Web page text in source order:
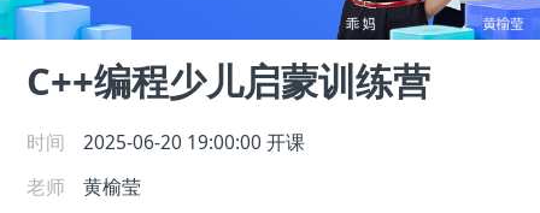
C++编程少儿启蒙训练营
时间 2025-06-20 19:00:00 开课
老师
黄榆莹